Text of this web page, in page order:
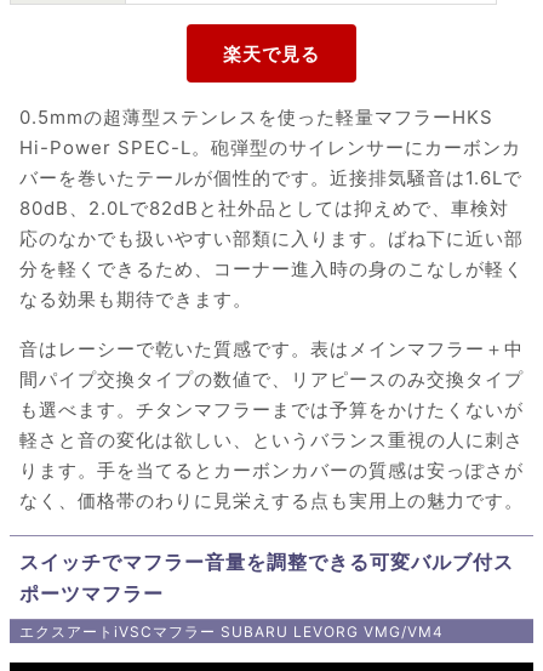
0.5mmの超薄型ステンレスを使った軽量マフラーHKS
Hi-Power SPEC-L。砲弾型のサイレンサーにカーボンカ
バーを巻いたテールが個性的です。近接排気騒音は1.6Lで
80dB、2.0Lで82dBと社外品としては抑えめで、車検対
応のなかでも扱いやすい部類に入ります。ばね下に近い部
分を軽くできるため、コーナー進入時の身のこなしが軽く
なる効果も期待できます。
音はレーシーで乾いた質感です。表はメインマフラー＋中
間パイプ交換タイプの数値で、リアピースのみ交換タイプ
も選べます。チタンマフラーまでは予算をかけたくないが
軽さと音の変化は欲しい、というバランス重視の人に刺さ
ります。手を当てるとカーボンカバーの質感は安っぽさが
なく、価格帯のわりに見栄えする点も実用上の魅力です。
スイッチでマフラー音量を調整できる可変バルブ付ス
ポーツマフラー
エクスアートiVSCマフラー SUBARU LEVORG VMG/VM4